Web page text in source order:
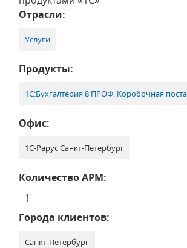
Отрасли:
Услуги
Продукты:
1С:Бухгалтерия 8 ПРОФ. Коробочная
Офис:
1С-Рарус Санкт-Петербург
Количество АРМ:
1
Города клиентов:
Санкт-Петербург